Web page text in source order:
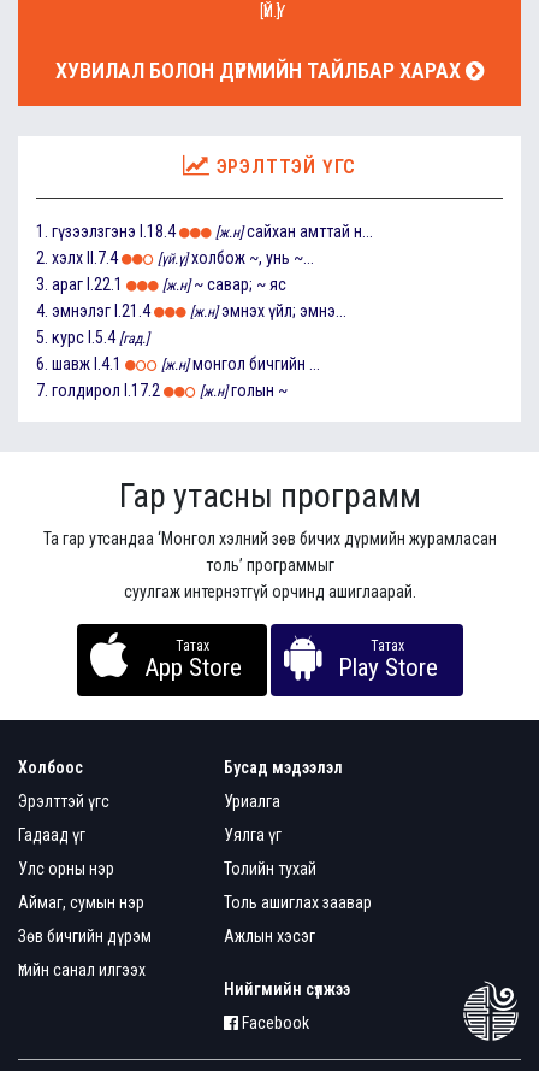
[ҮЙ.Ү]
ХУВИЛАЛ БОЛОН ДҮРМИЙН ТАЙЛБАР ХАРАХ
ЭРЭЛТТЭЙ ҮГС
1. гүзээлзгэнэ I.18.4 [ж.н] сайхан амттай н...
2. хэлх II.7.4 [үй.ү] холбож ~, унь ~...
3. араг I.22.1 [ж.н] ~ савар; ~ яс
4. эмнэлэг I.21.4 [ж.н] эмнэх үйл; эмнэ...
5. курс I.5.4 [гад.]
6. шавж I.4.1 [ж.н] монгол бичгийн ...
7. голдирол I.17.2 [ж.н] голын ~
Гар утасны программ
Та гар утсандаа ‘Монгол хэлний зөв бичих дүрмийн журамласан
толь’ программыг
суулгаж интернэтгүй орчинд ашиглаарай.
Татах
App Store
Татах
Play Store
Холбоос
Эрэлттэй үгс
Гадаад үг
Улс орны нэр
Аймаг, сумын нэр
Зөв бичгийн дүрэм
Үгийн санал илгээх
Бусад мэдээлэл
Уриалга
Уялга үг
Толийн тухай
Толь ашиглах заавар
Ажлын хэсэг
Нийгмийн сүлжээ
Facebook